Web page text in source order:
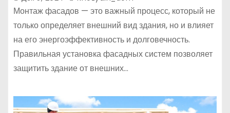
Монтаж фасадов — это важный процесс, который не
только определяет внешний вид здания, но и влияет
на его энергоэффективность и долговечность.
Правильная установка фасадных систем позволяет
защитить здание от внешних…